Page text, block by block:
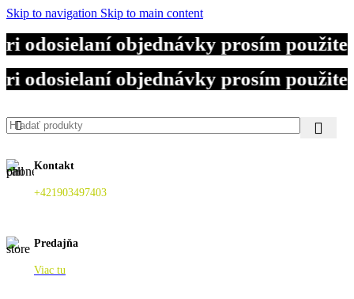
Skip to navigation Skip to main content
objednávky prosím použite
objednávky prosím použite
objednávky prosím použite
Kontakt
+421903497403
Predajňa
Viac tu